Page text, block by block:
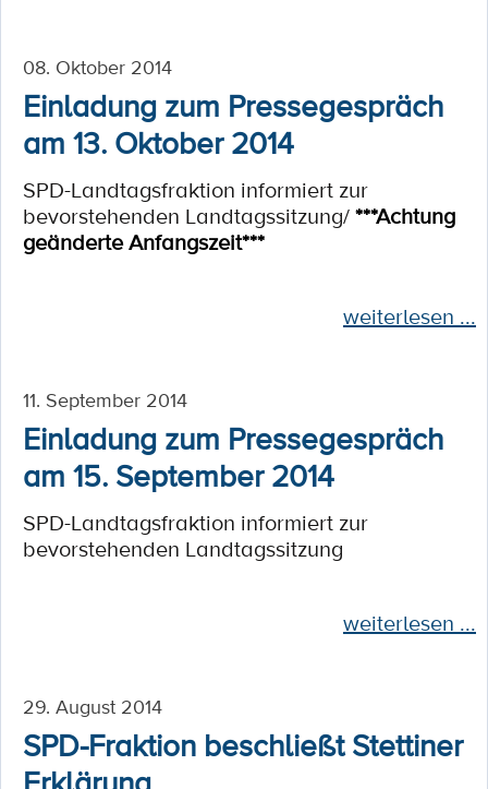
08. Oktober 2014
Einladung zum Pressegespräch
am 13. Oktober 2014
SPD-Landtagsfraktion informiert zur
bevorstehenden Landtagssitzung/***Achtung
geänderte Anfangszeit***
weiterlesen ...
11. September 2014
Einladung zum Pressegespräch
am 15. September 2014
SPD-Landtagsfraktion informiert zur
bevorstehenden Landtagssitzung
weiterlesen ...
29. August 2014
SPD-Fraktion beschließt Stettiner